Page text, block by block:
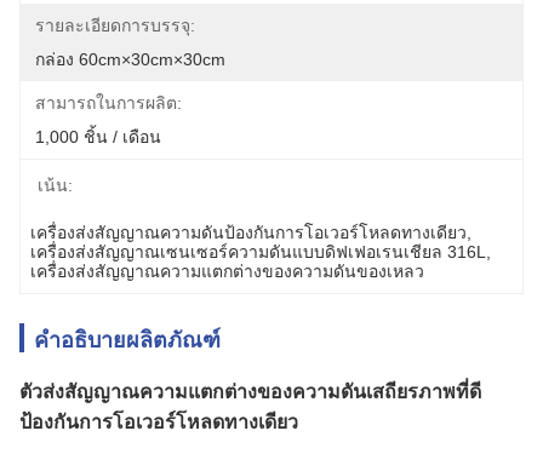
รายละเอียดการบรรจุ:
กล่อง 60cm×30cm×30cm
สามารถในการผลิต:
1,000 ชิ้น / เดือน
เน้น:
เครื่องส่งสัญญาณความดันป้องกันการโอเวอร์โหลดทางเดียว
เครื่องส่งสัญญาณเซนเซอร์ความดันแบบดิฟเฟอเรนเชียล 316L
เครื่องส่งสัญญาณความแตกต่างของความดันของเหลว
คำอธิบายผลิตภัณฑ์
ตัวส่งสัญญาณความแตกต่างของความดันเสถียรภาพที่ดี
ป้องกันการโอเวอร์โหลดทางเดียว